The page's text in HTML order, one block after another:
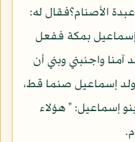
الأصنام؟فقال له:
إسماعيل بمكة ففعل
واجنبني وبني أن
إسماعيل صنما قط،
إسماعيل: " هؤلاء